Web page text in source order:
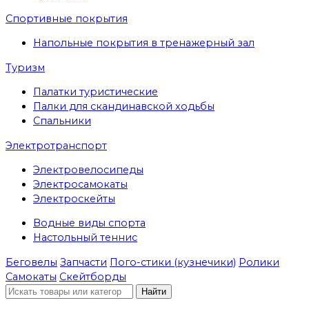
Спортивные покрытия
Напольные покрытия в тренажерный зал
Туризм
Палатки туристические
Палки для скандинавской ходьбы
Спальники
Электротранспорт
Электровелосипеды
Электросамокаты
Электроскейты
Водные виды спорта
Настольный теннис
Беговелы Запчасти Пого-стики (кузнечики) Ролики
Самокаты Скейтборды
Найти